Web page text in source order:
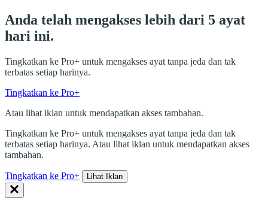
Anda telah mengakses lebih dari 5 ayat
hari ini.
Tingkatkan ke Pro+ untuk mengakses ayat tanpa jeda dan tak
terbatas setiap harinya.
Tingkatkan ke Pro+
Atau lihat iklan untuk mendapatkan akses tambahan.
Tingkatkan ke Pro+ untuk mengakses ayat tanpa jeda dan tak
terbatas setiap harinya. Atau lihat iklan untuk mendapatkan akses
tambahan.
Tingkatkan ke Pro+ Lihat Iklan